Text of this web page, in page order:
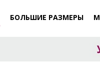
БОЛЬШИЕ РАЗМЕРЫ